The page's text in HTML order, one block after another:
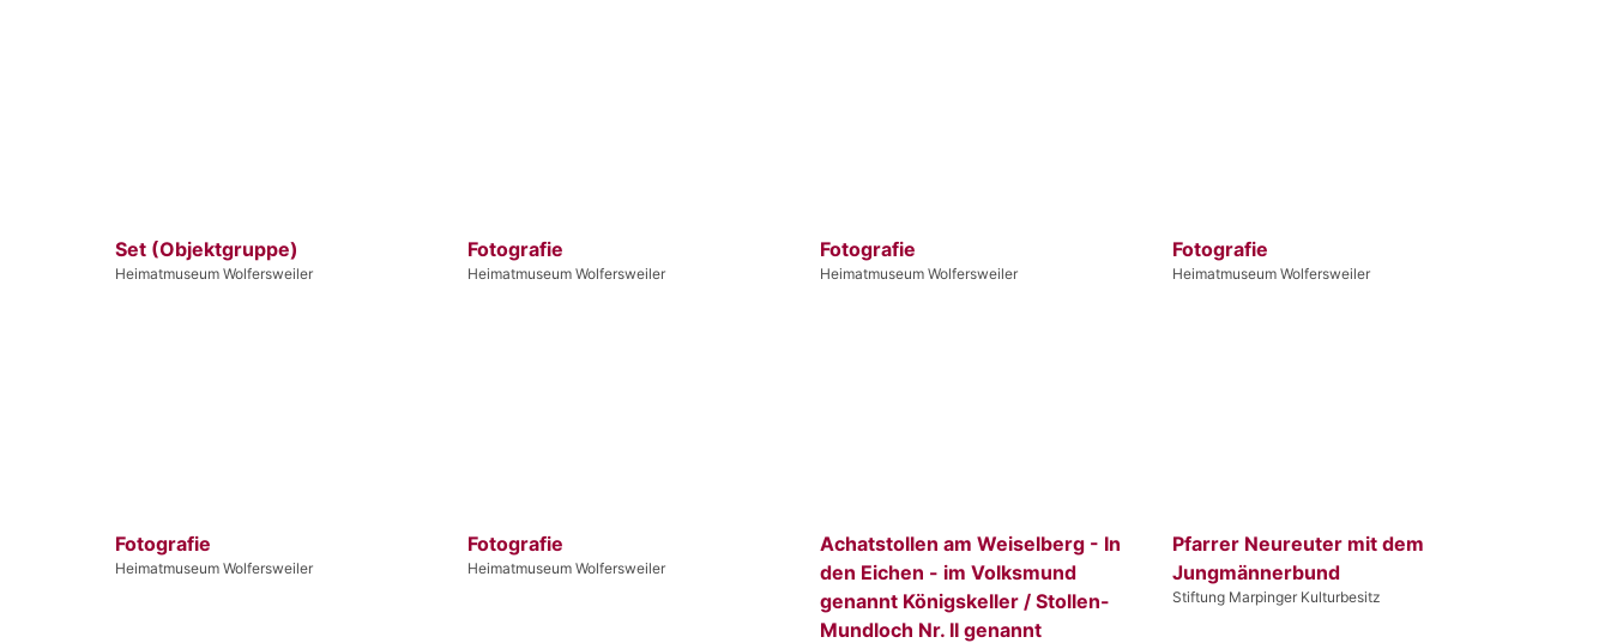
Set (Objektgruppe)
Heimatmuseum Wolfersweiler
Fotografie
Heimatmuseum Wolfersweiler
Fotografie
Heimatmuseum Wolfersweiler
Fotografie
Heimatmuseum Wolfersweiler
Fotografie
Heimatmuseum Wolfersweiler
Fotografie
Heimatmuseum Wolfersweiler
Achatstollen am Weiselberg - In
den Eichen - im Volksmund
genannt Königskeller / Stollen-
Mundloch Nr. II genannt
Pfarrer Neureuter mit dem
Jungmännerbund
Stiftung Marpinger Kulturbesitz